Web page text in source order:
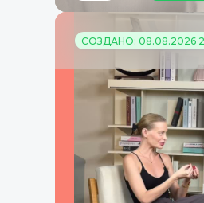
СОЗДАНО: 08.08.2026